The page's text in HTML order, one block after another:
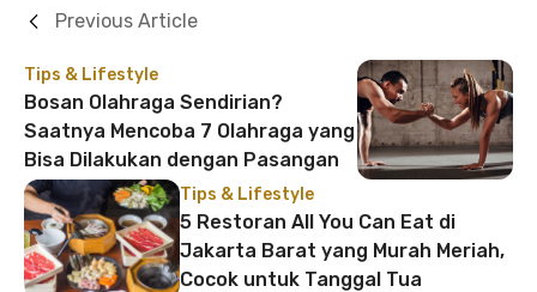
Tips & Lifestyle
Bosan Olahraga Sendirian?
Saatnya Mencoba 7 Olahraga yang
Bisa Dilakukan dengan Pasangan
Previous Article
Tips & Lifestyle
5 Restoran All You Can Eat di
Jakarta Barat yang Murah Meriah,
Cocok untuk Tanggal Tua